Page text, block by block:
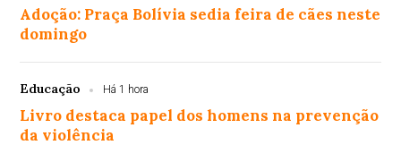
Adoção: Praça Bolívia sedia feira de cães neste
domingo
Educação Há 1 hora
Livro destaca papel dos homens na prevenção
da violência